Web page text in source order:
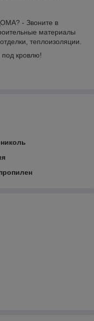
- Звоните в
материалы
теплоизоляции.
под кровлю!